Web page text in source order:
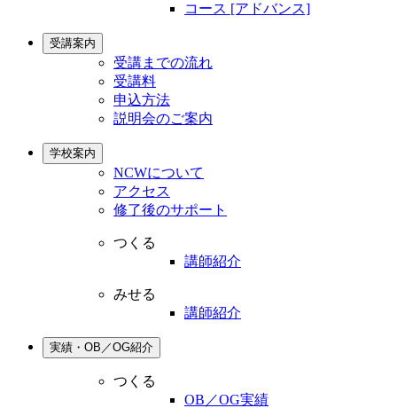
コース [アドバンス]
受講案内
受講までの流れ
受講料
申込方法
説明会のご案内
学校案内
NCWについて
アクセス
修了後のサポート
つくる
講師紹介
みせる
講師紹介
実績・OB／OG紹介
つくる
OB／OG実績